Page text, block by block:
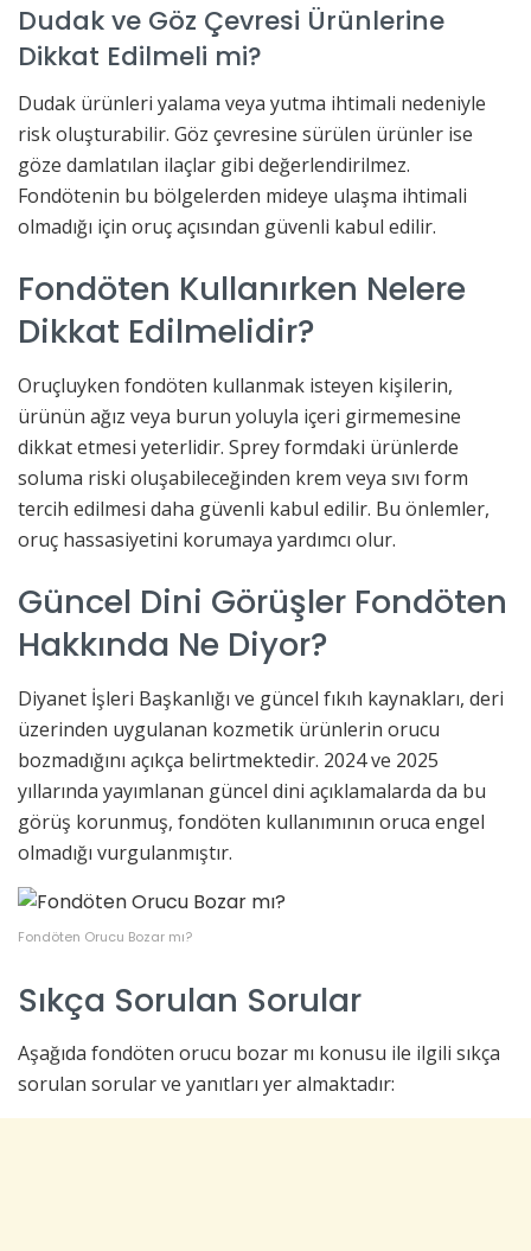
Dudak ve Göz Çevresi Ürünlerine
Dikkat Edilmeli mi?
Dudak ürünleri yalama veya yutma ihtimali nedeniyle
risk oluşturabilir. Göz çevresine sürülen ürünler ise
göze damlatılan ilaçlar gibi değerlendirilmez.
Fondötenin bu bölgelerden mideye ulaşma ihtimali
olmadığı için oruç açısından güvenli kabul edilir.
Fondöten Kullanırken Nelere
Dikkat Edilmelidir?
Oruçluyken fondöten kullanmak isteyen kişilerin,
ürünün ağız veya burun yoluyla içeri girmemesine
dikkat etmesi yeterlidir. Sprey formdaki ürünlerde
soluma riski oluşabileceğinden krem veya sıvı form
tercih edilmesi daha güvenli kabul edilir. Bu önlemler,
oruç hassasiyetini korumaya yardımcı olur.
Güncel Dini Görüşler Fondöten
Hakkında Ne Diyor?
Diyanet İşleri Başkanlığı ve güncel fıkıh kaynakları, deri
üzerinden uygulanan kozmetik ürünlerin orucu
bozmadığını açıkça belirtmektedir. 2024 ve 2025
yıllarında yayımlanan güncel dini açıklamalarda da bu
görüş korunmuş, fondöten kullanımının oruca engel
olmadığı vurgulanmıştır.
Fondöten Orucu Bozar mı?
Sıkça Sorulan Sorular
Aşağıda fondöten orucu bozar mı konusu ile ilgili sıkça
sorulan sorular ve yanıtları yer almaktadır: